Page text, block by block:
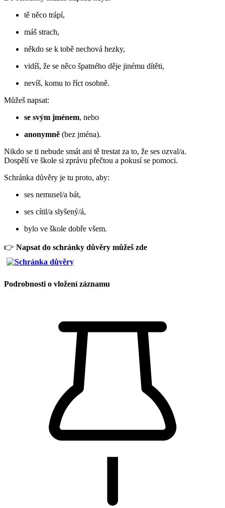
tě něco trápí,
máš strach,
někdo se k tobě nechová hezky,
vidíš, že se něco špatného děje jinému dítěti,
nevíš, komu to říct osobně.
Můžeš napsat:
se svým jménem, nebo
anonymně (bez jména).
Nikdo se ti nebude smát ani tě trestat za to, že ses ozval/a.
Dospělí ve škole si zprávu přečtou a pokusí se pomoci.
Schránka důvěry je tu proto, aby:
ses nemusel/a bát,
ses cítil/a slyšený/á,
bylo ve škole dobře všem.
👉 Napsat do schránky důvěry můžeš zde
Podrobnosti o vložení záznamu